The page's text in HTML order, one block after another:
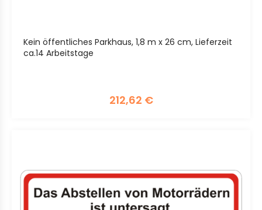
Kein öffentliches Parkhaus, 1,8 m x 26 cm, Lieferzeit
ca.14 Arbeitstage
212,62 €